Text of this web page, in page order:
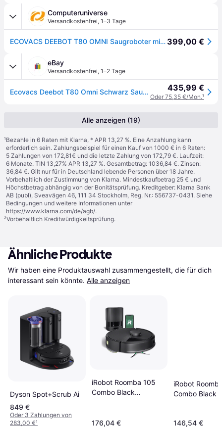
Computeruniverse
Versandkostenfrei, 1–3 Tage
ECOVACS DEEBOT T80 OMNI Saugroboter mit Wischfunktion, 18000Pa, Absaug-/Reinigungsstation, schwarz 399,00 €
eBay
Versandkostenfrei, 1–2 Tage
Ecovacs Deebot T80 Omni Schwarz Saug-wisch-roboter Mit Reinigungsstation 435,99 €
Oder 75,35 €/Mon.¹
Alle anzeigen (19)
¹Bezahle in 6 Raten mit Klarna, * APR 13,27 %. Eine Anzahlung kann
erforderlich sein. Zahlungsbeispiel für einen Kauf von 1000 € in 6 Raten:
5 Zahlungen von 172,81€ und die letzte Zahlung von 172,79 €. Laufzeit:
6 Monate. TIN 13,27% APR 13,27 %. Gesamtbetrag: 1036,84 €. Zinsen:
36,84 €. Gilt nur für in Deutschland lebende Personen über 18 Jahre.
Vorbehaltlich der Zustimmung von Klarna. Mindestkaufbetrag 25 € und
Höchstbetrag abhängig von der Bonitätsprüfung. Kreditgeber: Klarna Bank
AB (publ), Sveavägen 46, 111 34 Stockholm, Reg. Nr.: 556737-0431. Siehe
Bedingungen und weitere Informationen unter
https://www.klarna.com/de/agb/.
²Vorbehaltlich Kreditwürdigkeitsprüfung.
Ähnliche Produkte
Wir haben eine Produktauswahl zusammengestellt, die für dich
interessant sein könnte. Alle anzeigen
Dyson Spot+Scrub Ai
849 €
Oder 3 Zahlungen von
283,00 €¹
iRobot Roomba 105
Combo Black
176,04 €
iRobot
Combo Black
146,54 €